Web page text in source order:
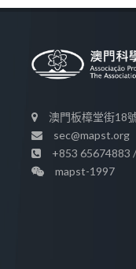
澳門板樟堂街18
sec@mapst.org
+853
mapst-1997